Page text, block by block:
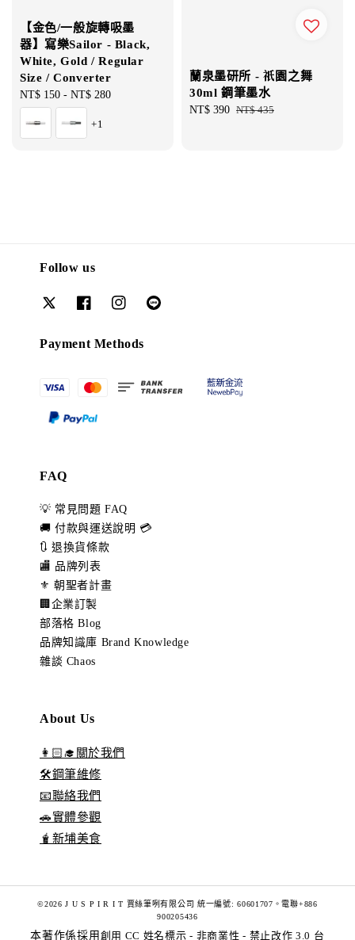
【金色/一般旋轉吸墨
器】寫樂Sailor - Black,
White, Gold / Regular
Size / Converter
Regular
price
NT$ 150 - NT$ 280
+1
蘭泉墨研所 - 祇園之舞
30ml 鋼筆墨水
Sale
NT$ 390 Regular
NT$ 435
Follow us
Payment Methods
FAQ
💡 常見問題 FAQ
🚚 付款與運送說明 💳
🔃 退換貨條款
🏬 品牌列表
⚜️ 朝聖者計畫
🏢企業訂製
部落格 Blog
品牌知識庫 Brand Knowledge
雜談 Chaos
About Us
👩🏻‍🎓關於我們
🛠️鋼筆維修
📧聯絡我們
🚗實體參觀
🧋新埔美食
©2026 J U S P I R I T 賈絲筆咧有限公司 統一編號: 60601707。電聯+886
900205436
本著作係採用 創用 CC 姓名標示 - 非商業性 - 禁止改作 3.0 台